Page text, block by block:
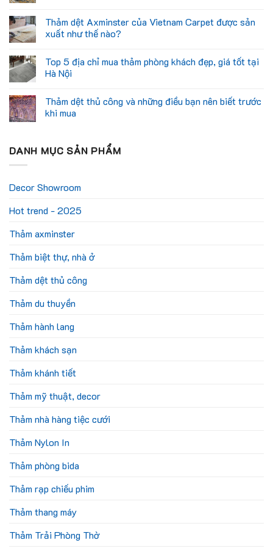
Thảm dệt Axminster của Vietnam Carpet được sản
xuất như thế nào?
Top 5 địa chỉ mua thảm phòng khách đẹp, giá tốt tại
Hà Nội
Thảm dệt thủ công và những điều bạn nên biết trước
khi mua
DANH MỤC SẢN PHẨM
Decor Showroom
Hot trend - 2025
Thảm axminster
Thảm biệt thự, nhà ở
Thảm dệt thủ công
Thảm du thuyền
Thảm hành lang
Thảm khách sạn
Thảm khánh tiết
Thảm mỹ thuật, decor
Thảm nhà hàng tiệc cưới
Thảm Nylon In
Thảm phòng bida
Thảm rạp chiếu phim
Thảm thang máy
Thảm Trải Phòng Thờ